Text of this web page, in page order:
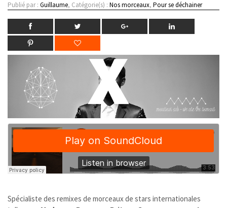
Publié par : Guillaume, Catégorie(s) : Nos morceaux, Pour se déchainer
Spécialiste des remixes de morceaux de stars internationales